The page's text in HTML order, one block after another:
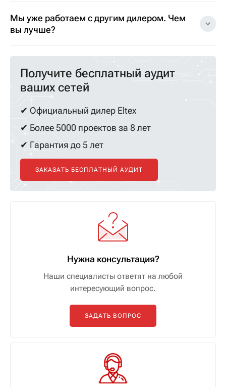
Мы уже работаем с другим дилером. Чем
вы лучше?
Получите бесплатный аудит
ваших сетей
✔ Официальный дилер Eltex
✔ Более 5000 проектов за 8 лет
✔ Гарантия до 5 лет
ЗАКАЗАТЬ БЕСПЛАТНЫЙ АУДИТ
Нужна консультация?
Наши специалисты ответят на любой
интересующий вопрос.
ЗАДАТЬ ВОПРОС